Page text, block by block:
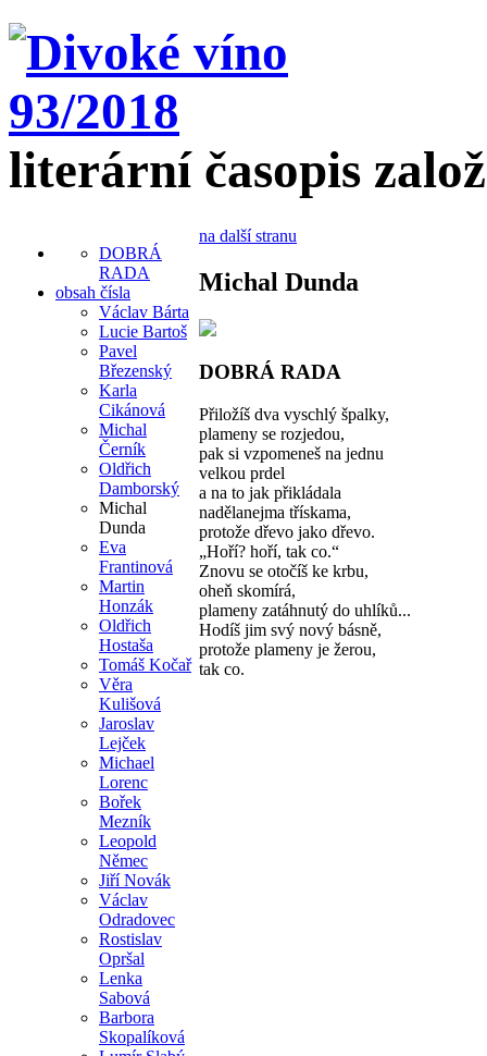
literární časopis
DOBRÁ
RADA
obsah čísla
Václav Bárta
Lucie Bartoš
Pavel
Březenský
Karla
Cikánová
Michal
Černík
Oldřich
Damborský
Michal
Dunda
Eva
Frantinová
Martin
Honzák
Oldřich
Hostaša
Tomáš Kočař
Věra
Kulišová
Jaroslav
Lejček
Michael
Lorenc
Bořek
Mezník
Leopold
Němec
Jiří Novák
Václav
Odradovec
Rostislav
Opršal
Lenka
Sabová
Barbora
Skopalíková
na další stranu
Michal Dunda
DOBRÁ RADA
Přiložíš dva vyschlý špalky,
plameny se rozjedou,
pak si vzpomeneš na jednu
velkou prdel
a na to jak přikládala
nadělanejma třískama,
protože dřevo jako dřevo.
„Hoří? hoří, tak co.“
Znovu se otočíš ke krbu,
oheň skomírá,
plameny zatáhnutý do uhlíků...
Hodíš jim svý nový básně,
protože plameny je žerou,
tak co.